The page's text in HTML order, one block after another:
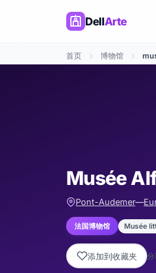
DellArte
首页 博物馆
Musée
Pont-Audemer—
法国博物馆 Musée
添加到收藏夹 分